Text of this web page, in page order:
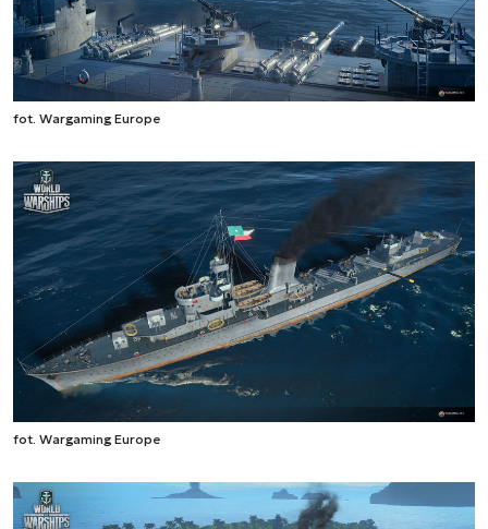
fot. Wargaming Europe
fot. Wargaming Europe